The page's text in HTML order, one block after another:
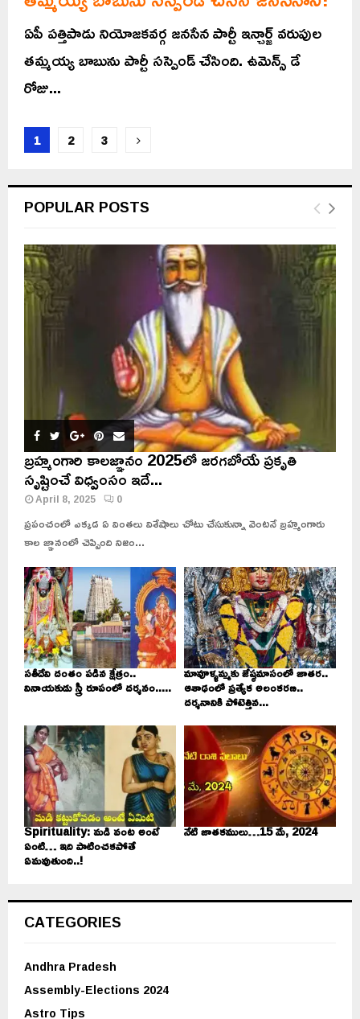
ఏపీ పత్తిపాడు నియోజకవర్గ జనసేన పార్టీ ఇన్చార్జ్ వరుపుల
తమ్మయ్య బాబును పార్టీ సస్పెండ్ చేసింది. ఉమెన్స్ డే
రోజు...
Posts
1 2 3
POPULAR POSTS
బ్రహ్మంగారి కాలజ్ఞానం 2025లో జరగబోయే ప్రకృతి
సృష్టించే విధ్వంసం ఇదే...
April 8, 2025 0
ప్రపంచంలో ఎక్కడ ఏ వింతలు విశేషాలు చోటు చేసుకున్నా వెంటనే బ్రహ్మంగారు
కాల జ్ఞానంలో చెప్పింది నిజం...
సతీదేవి దంతం పడిన క్షేత్రం..
వినాయకుడు స్త్రీ రూపంలో దర్శనం.....
మావూళ్ళమ్మకు జేష్ఠమాసంలో జాతర..
ఆశాఢంలో ప్రత్యేక అలంకరణ..
దర్శనానికి పోటెత్తిన...
Spirituality: మడి వంట అంటే
ఏంటి… ఇది పాటించకపోతే
ఏమవుతుంది..!
నేటి జాతకములు…15 మే, 2024
CATEGORIES
Andhra Pradesh
Assembly-Elections 2024
Astro Tips